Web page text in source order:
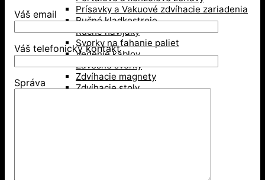
Prísavky a Vakuové zdvíhacie zariadenia
Ručné kladkostroje
Ručné navijaky
Svorky na ťahanie paliet
Vedenie káblov
Závesné svorky
Zdvíhacie magnety
Zdvíhacie stoly
Váš email
Váš telefonický kontakt
Správa